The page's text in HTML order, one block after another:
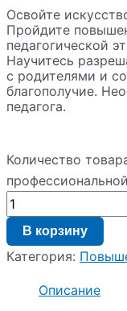
Освойте
Пройдите
педагогической
Научитесь
с родителями и
благополучие.
педагога.
Количество
В корзину
Категория:
Описание